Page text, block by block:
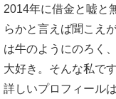
2014年に借金と嘘と
らかと言えば聞こえ
は牛のようにのろく
大好き。そんな私で
詳しいプロフィールは